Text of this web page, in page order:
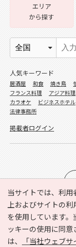
当サイトでは、利
上およびサイトの
を使用しています。
ッキーの使用に同
は、
「当社ウェブ
e-NAVITA（イーナ
利用規約
個
エリア
から探す
人気キーワード
居酒屋 和食 焼き鳥
フランス料理
アジア料理
カラオケ
ビジネスホテル
法律事務所
掲載者ログイン